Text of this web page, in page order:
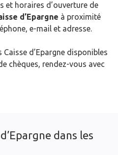
et horaires d’ouverture de
d’Epargne à proximité
e-mail et adresse.
d’Epargne disponibles
chèques, rendez-vous avec
dans les